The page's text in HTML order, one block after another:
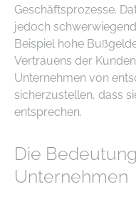
Geschäftsprozesse.
jedoch
Beispiel hohe
Vertrauens der
Unternehmen von
sicherzustellen, dass
entsprechen.
Die
Unternehmen